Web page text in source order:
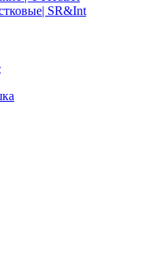
SR&Int